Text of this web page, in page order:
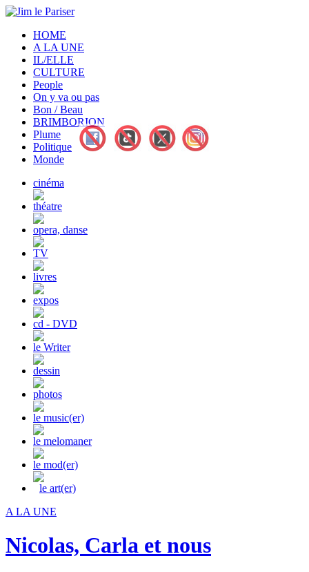
HOME
A LA UNE
IL/ELLE
CULTURE
People
On y va ou pas
Bon / Beau
BRIMBORION
Plume
Politique
Monde
cinéma
théatre
opera, danse
TV
livres
expos
cd - DVD
le Writer
dessin
photos
le music(er)
le melomaner
le mod(er)
le art(er)
A LA UNE
Nicolas, Carla et nous